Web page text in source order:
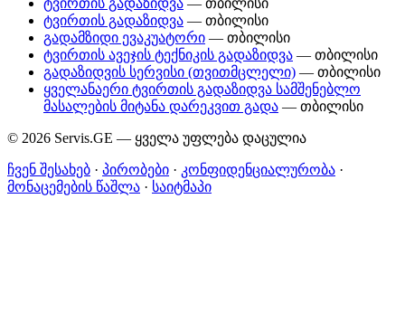
ტვირთის გადაზიდვა — თბილისი
გადამზიდი ევაკუატორი — თბილისი
ტვირთის ავეჯის ტექნიკის გადაზიდვა — თბილისი
გადაზიდვის სერვისი (თვითმცლელი) — თბილისი
ყველანაერი ტვირთის გადაზიდვა სამშენებლო
მასალების მიტანა დარეკვით გადა — თბილისი
© 2026 Servis.GE — ყველა უფლება დაცულია
ჩვენ შესახებ · პირობები · კონფიდენციალურობა ·
მონაცემების წაშლა · საიტმაპი